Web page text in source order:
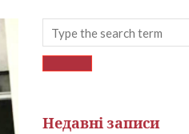
Недавні записи